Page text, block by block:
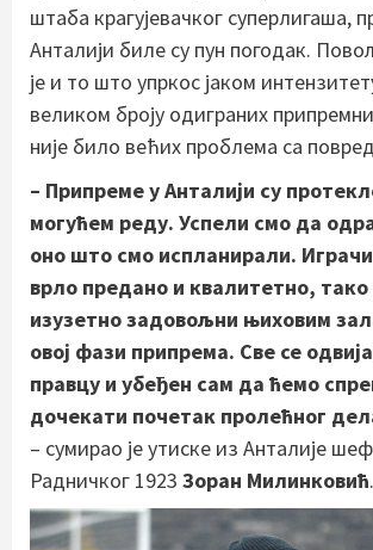
штаба крагујевачког суперлигаша,
Анталији биле су пун погодак.
је и то што упркос јаком
великом броју одиграних
није било већих проблема са
– Припреме у Анталији су
могућем реду. Успели смо да
оно што смо испланирали.
врло предано и квалитетно,
изузетно задовољни њиховим
овој фази припрема. Све се
правцу и убеђен сам да ћемо
дочекати почетак пролећног
– сумирао је утиске из Анталије
Радничког 1923 Зоран Милинковић.